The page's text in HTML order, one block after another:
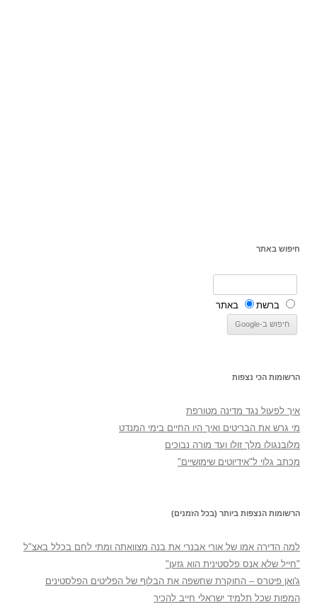
חיפוש באתר
ברשת באתר
הרשומות הכי נצפות
איך לפעול נגד מדינה מטורפת
מי גרש את הבריטים ואיך היו החיים בימי המנדט
מלובנגולו מלך זולו ועד מורה נבוכים
מכתב גלוי ל"אידיוטים שימושיים"
הרשומות הנצפות ביותר (בכל הזמנים)
למה הדירה אמו של אורי אבנרי את בנה מצוואתה ומתי לחם בכלל באצ"ל
"חייל שלא אנס פלסטינית הוא גזען"
ג'ואן פיטרס – החוקרת שחשפה את הבלוף של הפליטים הפלסטינים
המפות שכל תלמיד ישראלי חייב להכיר